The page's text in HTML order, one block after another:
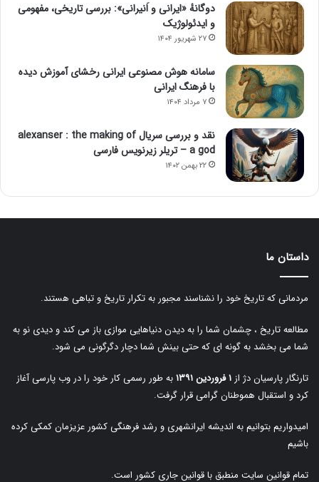
دوگانهٔ «ایرانی و اَنیرانی»: بررسی تاریخی، مفهومی
و ایدئولوژیک
۲۷ شهریور ۱۴۰۴
سامانه هوش مصنوعی ایرانی رخشای آموزش دیده
با فرهنگ ایرانی
۷ مرداد ۱۴۰۴
نقد و بررسی سریال alexanser : the making of
a god – تریلر زیرنویس فارسی
۲۲ بهمن ۱۴۰۲
داستان ما
مردمانی که تاریخ خود را نشناسند مجبور به تکرار تاریخ و تباهی هستند.
مطالعه تاریخ ، چشمان شما را به دیدن دنیاهایی موازی باز می کند و دیدی نو به
شما می بخشد به گونه ای که حتی بینش شما دچار دگرگونی می شود.
تارنگار پارسیان دژ از ۱ فروردین ۱۳۹۱
به طور رسمی کار خود را در وب پارسی آغاز
کرد و استقبال هموطنان گرامی قرار گرفت.
امیدواریم بتوانیم به اندیشه ایرانشهری و رشد فرهنگی کشور عزیزمان کمکی کرده
باشیم
تمام قوانین سایت منطبق با قوانین جاری کشور است.